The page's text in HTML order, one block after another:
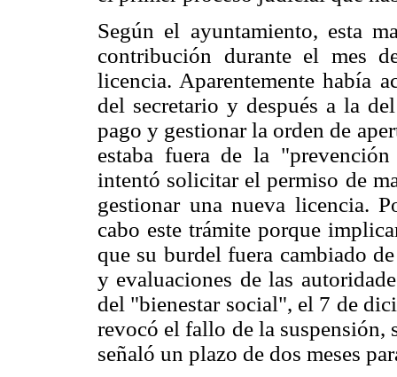
Según el ayuntamiento, esta
contribución durante el mes
licencia. Aparentemente había
del secretario y después a la
pago y gestionar la orden de
estaba fuera de la "prevención
intentó solicitar el permiso de
gestionar una nueva licencia.
cabo este trámite porque
que su burdel fuera cambiado
y evaluaciones de las
del "bienestar social", el 7 de
revocó el fallo de la suspensión,
señaló un plazo de dos meses